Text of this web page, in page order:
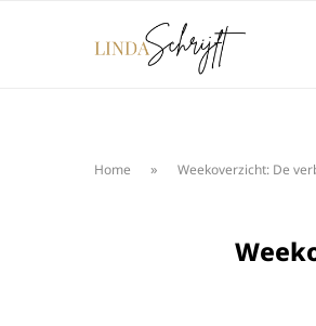
Home » Weekoverzicht: De